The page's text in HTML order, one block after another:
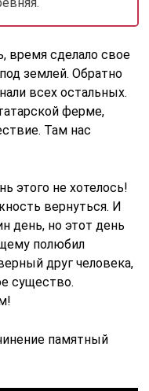
время сделало свое
землей. Обратно
всех остальных.
ферме,
Там нас
этого не хотелось!
вернуться. И
день, но этот день
полюбил
друг человека,
существо.
памятный